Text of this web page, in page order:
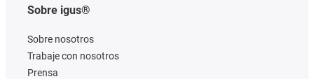
Sobre igus®
Sobre nosotros
Trabaje con nosotros
Prensa